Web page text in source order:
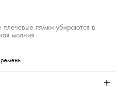
плечевые лямки убираются в
молния